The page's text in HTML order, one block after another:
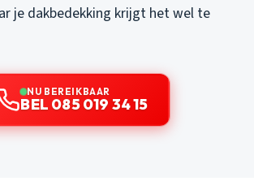
je dakbedekking krijgt het wel te
NU BEREIKBAAR
BEL 085 019 34 15